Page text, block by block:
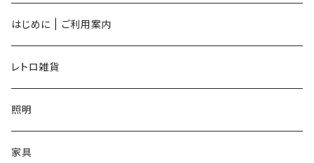
はじめに | ご利用案内
レトロ雑貨
照明
家具